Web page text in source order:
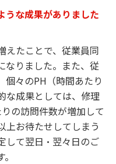
うな成果がありました
えたことで、従業員同
なりました。また、従
個々のPH（時間あたり
な成果としては、修理
の訪問件数が増加して
上お待たせしてしまう
して翌日・翌々日のご